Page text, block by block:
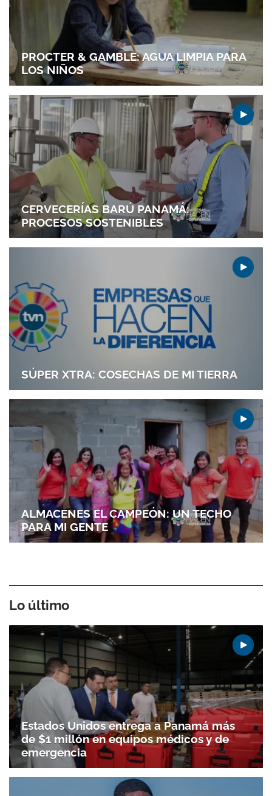
Gracias por suscribirte a nuestro boletín.
ACEPTAR
PROCTER & GAMBLE: AGUA LIMPIA PARA
LOS NIÑOS
CERVECERÍAS BARÚ PANAMÁ:
PROCESOS SOSTENIBLES
SÚPER XTRA: COSECHAS DE MI TIERRA
ALMACENES EL CAMPEÓN: UN TECHO
PARA MI GENTE
Lo último
Estados Unidos entrega a Panamá más
de $1 millón en equipos médicos y de
emergencia